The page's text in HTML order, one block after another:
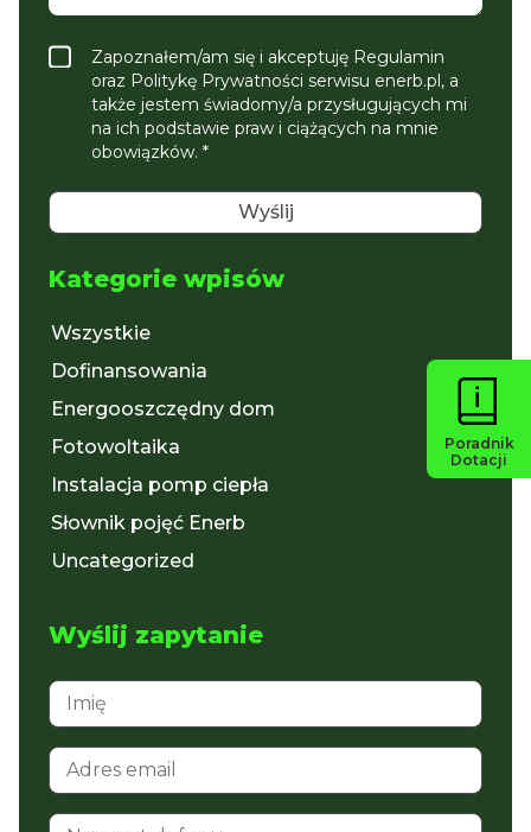
Zapoznałem/am się i akceptuję Regulamin
oraz Politykę Prywatności serwisu enerb.pl, a
także jestem świadomy/a przysługujących mi
na ich podstawie praw i ciążących na mnie
obowiązków. *
Kategorie wpisów
Wszystkie
Dofinansowania
Energooszczędny dom
Fotowoltaika
Instalacja pomp ciepła
Słownik pojęć Enerb
Uncategorized
Wyślij zapytanie
Poradnik
Dotacji